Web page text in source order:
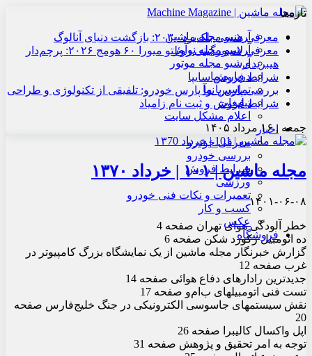
آرشیو مجله ماشین
آرشیو مجله نوآور
آرشیو مجله موتور
درباره ما
تماس با ما
تبلیغات
اعلام مشکل سایت
اخبار
معرفی خودرو
بررسی خودرو
شرایط فروش
ورزشی
تعمیرات و نکات فنی خودرو
کسب و کار
عکس
فروشگاه
تازه‌ها
معرفی هنسی بلک‌برد ۲۰۳۰: بازگشت دنیای آنالوگ
معرفی لامبورگینی روئلتو میورا ۶۰ هومج ۲۰۲۶: پرچم‌دار
هیبریدی
شرایط فروش سایپا
بررسی پارس نوآ پارس خودرو: تلفیقی از تکنولوژی و طراحی
شرایط فروش و ثبت نام زامیاد
جمعه , ۱۶ مرداد ۱۴۰۵
مجله ماشین | ۱۰۱ | خرداد ۱۳۷۰
۱۴۰۱-۰۶-۰۸
خطر آلودگی هوای تهران صفحه 4
ده اتومبیل رکورد شکن صفحه 6
گزارش خبرنگار مجله ماشین از یک نمایشگاه بزرگ کامپیوتر در
غرب صفحه 12
جدیدترین رادارهای دفاع هوائی صفحه 14
تست فنی اتومبیلهای ب‌ام‌و صفحه 17
نقش سیستمهای جاسوسی الکترونیکی در جنگ خلیج‌فارس صفحه
20
اپل واکسال کالیبرا صفحه 26
توجه به امر تحقیق و پژوهش صفحه 31